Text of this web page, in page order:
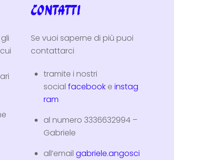
Contatti
Se vuoi saperne di più puoi
contattarci
tramite i nostri
social facebooke instag
ram
al numero 3336632994 –
Gabriele
all’email gabriele.angosci